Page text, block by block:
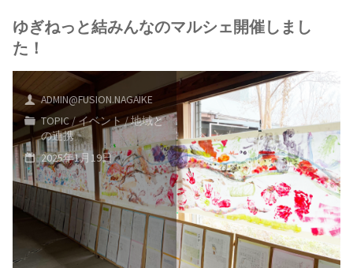
し
た"
ま
山
ま
つ
り
に
参
ゆぎねっと結みんなのマルシェ開催しまし
た！
ADMIN@FUSION.NAGAIKE
TOPIC/イベント/地域と
の連携
2025年1月19日